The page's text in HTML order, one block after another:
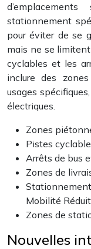
stationnement
pour éviter de se
mais ne se
cyclables et les
inclure des
usages
électriques.
Zones
Pistes
Arrêts de bus
Zones de
Mobilité
Zones de
Nouvelles